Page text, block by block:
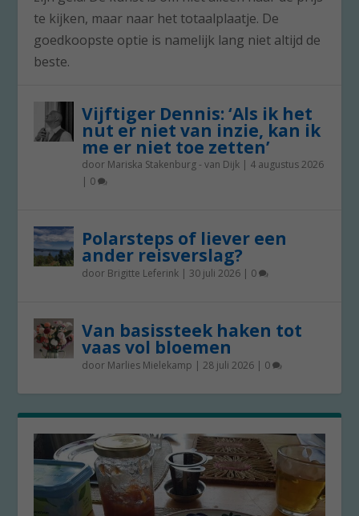
te kijken, maar naar het totaalplaatje. De
goedkoopste optie is namelijk lang niet altijd de
beste.
Vijftiger Dennis: ‘Als ik het
nut er niet van inzie, kan ik
me er niet toe zetten’
door Mariska Stakenburg - van Dijk | 4 augustus 2026
| 0
Polarsteps of liever een
ander reisverslag?
door Brigitte Leferink | 30 juli 2026 | 0
Van basissteek haken tot
vaas vol bloemen
door Marlies Mielekamp |28 juli 2026 | 0